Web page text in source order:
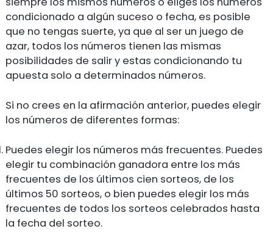
condicionado a algún suceso o fecha, es posible
que no tengas suerte, ya que al ser un juego de
azar, todos los números tienen las mismas
posibilidades de salir y estas condicionando tu
apuesta solo a determinados números.
Si no crees en la afirmación anterior, puedes elegir
los números de diferentes formas:
Puedes elegir los números más frecuentes. Puedes
elegir tu combinación ganadora entre los más
frecuentes de los últimos cien sorteos, de los
últimos 50 sorteos, o bien puedes elegir los más
frecuentes de todos los sorteos celebrados hasta
la fecha del sorteo.